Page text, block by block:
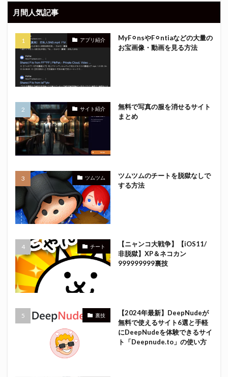
月間人気記事
アプリ紹介
MyF⚪︎nsやF⚪︎ntiaなどの大量の
お宝画像・動画を見る方法
サイト紹介
無料で写真の服を消せるサイト
まとめ
ツムツム
ツムツムのチートを脱獄なしで
する方法
チート
【ニャンコ大戦争】【iOS11/
非脱獄】XP＆ネコカン
999999999裏技
裏技
【2024年最新】DeepNudeが
無料で使えるサイト6選と手軽
にDeepNudeを体験できるサイ
ト「Deepnude.to」の使い方